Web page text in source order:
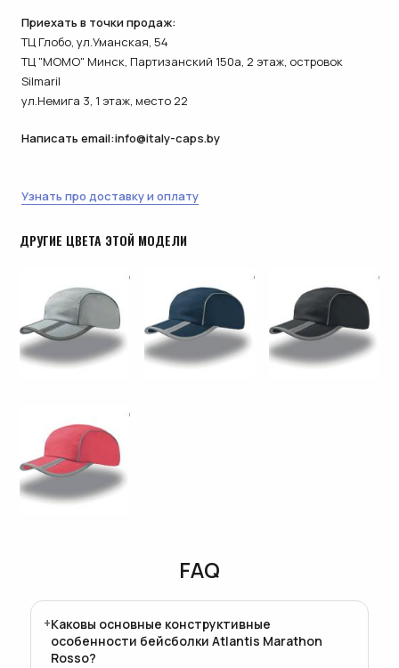
Приехать в точки продаж:
ТЦ Глобо, ул.Уманская, 54
ТЦ "МОМО" Минск, Партизанский 150а, 2 этаж, островок
Silmaril
ул.Немига 3, 1 этаж, место 22
Написать email:info@italy-caps.by
Узнать про доставку и оплату
ДРУГИЕ ЦВЕТА ЭТОЙ МОДЕЛИ
FAQ
Каковы основные конструктивные
особенности бейсболки Atlantis Marathon
Rosso?